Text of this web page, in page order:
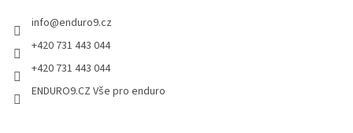
info@enduro9.cz
+420 731 443 044
+420 731 443 044
ENDURO9.CZ Vše pro enduro